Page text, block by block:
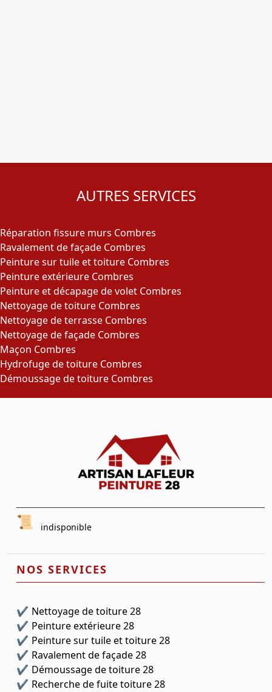
AUTRES SERVICES
Réparation fissure murs Combres
Ravalement de façade Combres
Peinture sur tuile et toiture Combres
Peinture extérieure Combres
Peinture et décapage de volet Combres
Nettoyage de toiture Combres
Nettoyage de terrasse Combres
Nettoyage de façade Combres
Maçon Combres
Hydrofuge de toiture Combres
Démoussage de toiture Combres
indisponible
NOS SERVICES
Nettoyage de toiture 28
Peinture extérieure 28
Peinture sur tuile et toiture 28
Ravalement de façade 28
Démoussage de toiture 28
Recherche de fuite toiture 28